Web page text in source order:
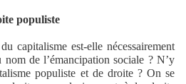
populiste
capitalisme est-elle nécessairement
nom de l’émancipation sociale ? N’y
populiste et de droite ? On se